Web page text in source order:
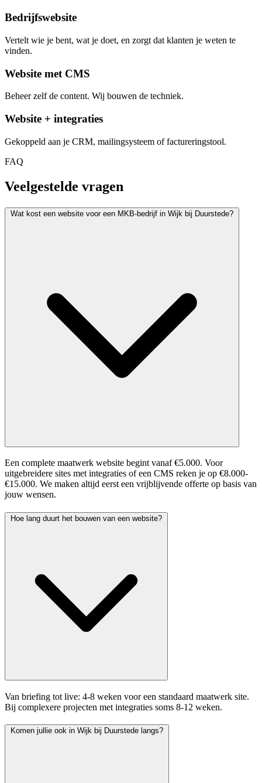
Bedrijfswebsite
Vertelt wie je bent, wat je doet, en zorgt dat klanten je weten te
vinden.
Website met CMS
Beheer zelf de content. Wij bouwen de techniek.
Website + integraties
Gekoppeld aan je CRM, mailingsysteem of factureringstool.
FAQ
Veelgestelde vragen
Wat kost een website voor een MKB-bedrijf in Wijk bij Duurstede?
Een complete maatwerk website begint vanaf €5.000. Voor
uitgebreidere sites met integraties of een CMS reken je op €8.000-
€15.000. We maken altijd eerst een vrijblijvende offerte op basis van
jouw wensen.
Hoe lang duurt het bouwen van een website?
Van briefing tot live: 4-8 weken voor een standaard maatwerk site.
Bij complexere projecten met integraties soms 8-12 weken.
Komen jullie ook in Wijk bij Duurstede langs?